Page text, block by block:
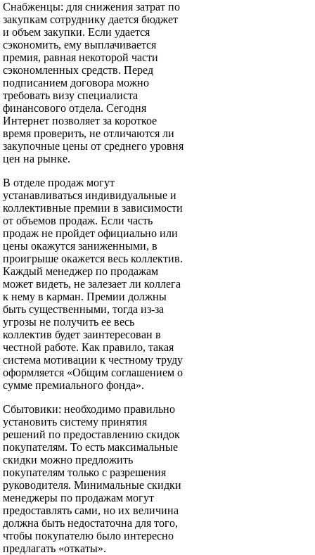
Снабженцы: для снижения затрат по
закупкам сотруднику дается бюджет
и объем закупки. Если удается
сэкономить, ему выплачивается
премия, равная некоторой части
сэкономленных средств. Перед
подписанием договора можно
требовать визу специалиста
финансового отдела. Сегодня
Интернет позволяет за короткое
время проверить, не отличаются ли
закупочные цены от среднего уровня
цен на рынке.
В отделе продаж могут
устанавливаться индивидуальные и
коллективные премии в зависимости
от объемов продаж. Если часть
продаж не пройдет официально или
цены окажутся заниженными, в
проигрыше окажется весь коллектив.
Каждый менеджер по продажам
может видеть, не залезает ли коллега
к нему в карман. Премии должны
быть существенными, тогда из-за
угрозы не получить ее весь
коллектив будет заинтересован в
честной работе. Как правило, такая
система мотивации к честному труду
оформляется «Общим соглашением о
сумме премиального фонда».
Сбытовики: необходимо правильно
установить систему принятия
решений по предоставлению скидок
покупателям. То есть максимальные
скидки можно предложить
покупателям только с разрешения
руководителя. Минимальные скидки
менеджеры по продажам могут
предоставлять сами, но их величина
должна быть недостаточна для того,
чтобы покупателю было интересно
предлагать «откаты».